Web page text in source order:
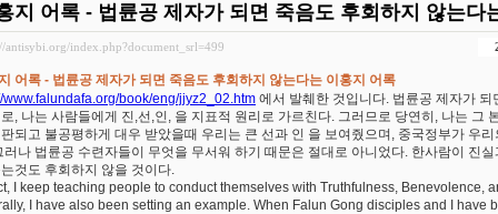
지 어록 - 법륜공 제자가 되면 죽음도 후회하지 않는다
antisybi.org/index.php?document_srl=499
어록 - 법륜공 제자가 되면 죽음도 후회하지 않는다는 이홍지 어록
www.falundafa.org/book/eng/jjyz2_02.htm 에서 발췌한 것입니다. 법륜공 제자가
, 나는 사람들에게 진,선,인, 을 지표적 원리로 가르친다. 그러므로 당연히, 나는 그
되고 불공평하게 대우 받았을때 우리는 큰 선과 인 을 보여줬으며, 중국정부가 우
러나 법륜공 수련자들이 무엇을 무서워 하기 때문은 절대로 아니었다. 한사람이 진
것도 후회하지 않을 것이다.
I keep teaching people to conduct themselves with Truthfulness, Benevolence,
I have also been setting an example. When Falun Gong disciples and I have